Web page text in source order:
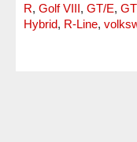
R, Golf VIII, GT/E,
Hybrid, R-Line,